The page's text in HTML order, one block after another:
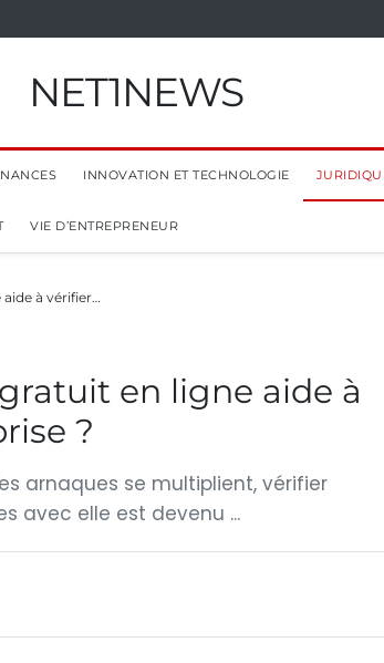
NET1NEWS
INNOVATION ET TECHNOLOGIE
VIE D’ENTREPRENEUR
à vérifier…
en ligne aide à
?
arnaques se multiplient, vérifier
avec elle est devenu ...